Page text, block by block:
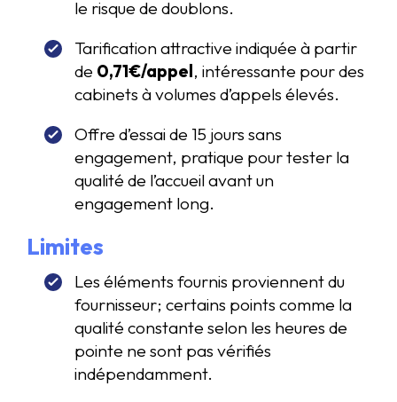
le risque de doublons.
Tarification attractive indiquée à partir
de 0,71€/appel, intéressante pour des
cabinets à volumes d’appels élevés.
Offre d’essai de 15 jours sans
engagement, pratique pour tester la
qualité de l’accueil avant un
engagement long.
Limites
Les éléments fournis proviennent du
fournisseur; certains points comme la
qualité constante selon les heures de
pointe ne sont pas vérifiés
indépendamment.